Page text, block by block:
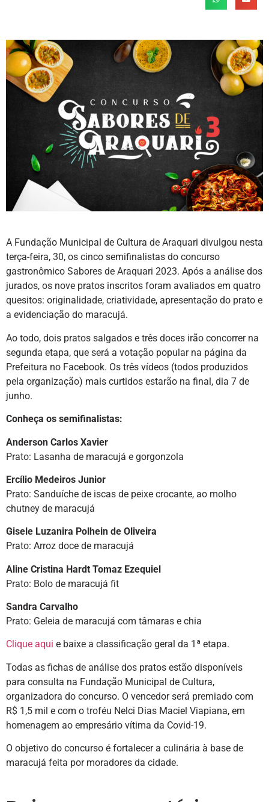
A Fundação Municipal de Cultura de Araquari divulgou nesta
terça-feira, 30, os cinco semifinalistas do concurso
gastronômico Sabores de Araquari 2023. Após a análise dos
jurados, os nove pratos inscritos foram avaliados em quatro
quesitos: originalidade, criatividade, apresentação do prato e
a evidenciação do maracujá.
Ao todo, dois pratos salgados e três doces irão concorrer na
segunda etapa, que será a votação popular na página da
Prefeitura no Facebook. Os três vídeos (todos produzidos
pela organização) mais curtidos estarão na final, dia 7 de
junho.
Conheça os semifinalistas:
Anderson Carlos Xavier
Prato: Lasanha de maracujá e gorgonzola
Ercílio Medeiros Junior
Prato: Sanduíche de iscas de peixe crocante, ao molho
chutney de maracujá
Gisele Luzanira Polhein de Oliveira
Prato: Arroz doce de maracujá
Aline Cristina Hardt Tomaz Ezequiel
Prato: Bolo de maracujá fit
Sandra Carvalho
Prato: Geleia de maracujá com tâmaras e chia
Clique aqui e baixe a classificação geral da 1ª etapa.
Todas as fichas de análise dos pratos estão disponíveis
para consulta na Fundação Municipal de Cultura,
organizadora do concurso. O vencedor será premiado com
R$ 1,5 mil e com o troféu Nelci Dias Maciel Viapiana, em
homenagem ao empresário vítima da Covid-19.
O objetivo do concurso é fortalecer a culinária à base de
maracujá feita por moradores da cidade.